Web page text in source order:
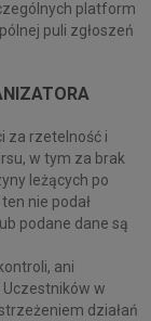
platform
puli zgłoszeń
za rzetelność i
w tym za brak
leżących po
nie podał
podane dane są
ani
w
działań